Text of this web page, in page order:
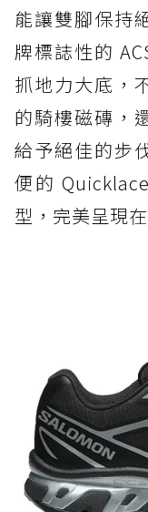
能讓雙腳保持
牌標誌性的
抓地力大底，
的騎樓磁磚，
給予絕佳的步
便的
型，完美呈現